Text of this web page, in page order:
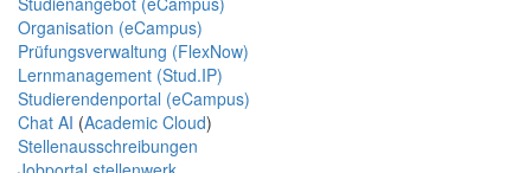
Organisation (eCampus)
Prüfungsverwaltung (FlexNow)
Lernmanagement (Stud.IP)
Studierendenportal (eCampus)
Chat AI (Academic Cloud)
Stellenausschreibungen